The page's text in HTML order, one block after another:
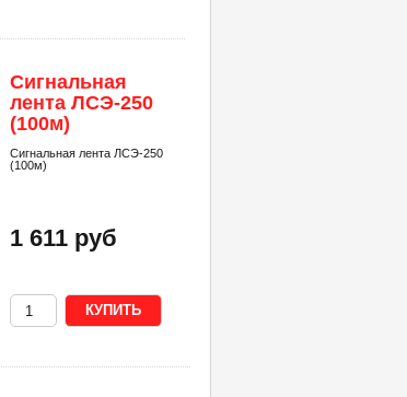
Сигнальная
лента ЛСЭ-250
(100м)
Сигнальная лента ЛСЭ-250
(100м)
1 611 руб